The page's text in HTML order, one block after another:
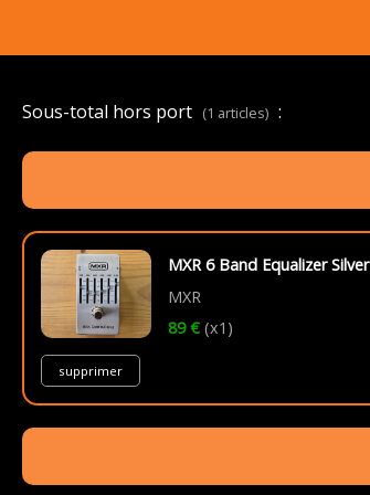
Sous-total hors port (1 articles) :
MXR 6 Band Equalizer Silver
MXR
89 € (x1)
supprimer